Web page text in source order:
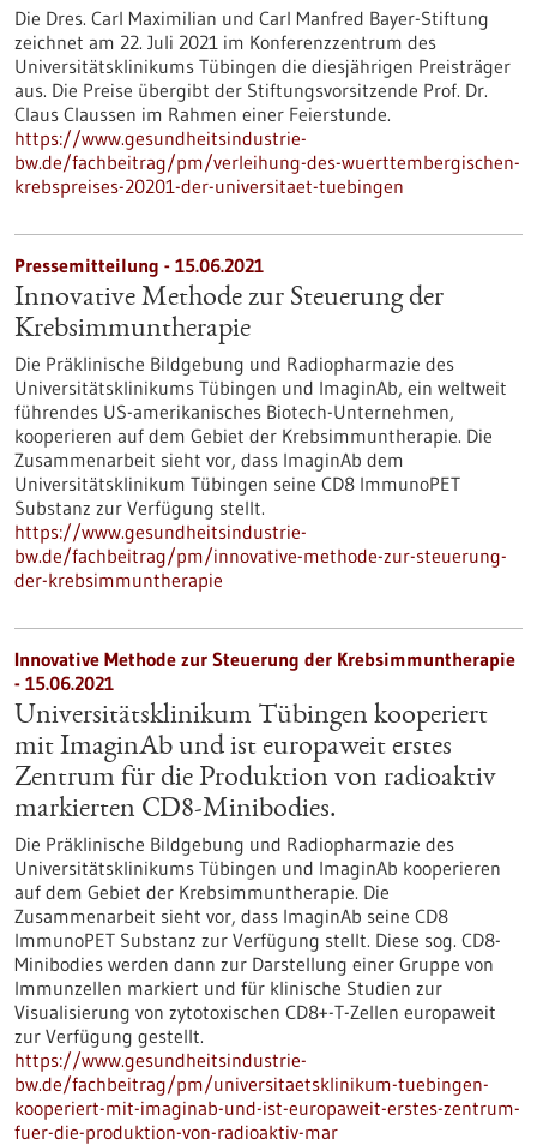
Die Dres. Carl Maximilian und Carl Manfred Bayer-Stiftung
zeichnet am 22. Juli 2021 im Konferenzzentrum des
Universitätsklinikums Tübingen die diesjährigen Preisträger
aus. Die Preise übergibt der Stiftungsvorsitzende Prof. Dr.
Claus Claussen im Rahmen einer Feierstunde.
https://www.gesundheitsindustrie-
bw.de/fachbeitrag/pm/verleihung-des-wuerttembergischen-
krebspreises-20201-der-universitaet-tuebingen
Pressemitteilung - 15.06.2021
Innovative Methode zur Steuerung der
Krebsimmuntherapie
Die Präklinische Bildgebung und Radiopharmazie des
Universitätsklinikums Tübingen und ImaginAb, ein weltweit
führendes US-amerikanisches Biotech-Unternehmen,
kooperieren auf dem Gebiet der Krebsimmuntherapie. Die
Zusammenarbeit sieht vor, dass ImaginAb dem
Universitätsklinikum Tübingen seine CD8 ImmunoPET
Substanz zur Verfügung stellt.
https://www.gesundheitsindustrie-
bw.de/fachbeitrag/pm/innovative-methode-zur-steuerung-
der-krebsimmuntherapie
Innovative Methode zur Steuerung der Krebsimmuntherapie
- 15.06.2021
Universitätsklinikum Tübingen kooperiert
mit ImaginAb und ist europaweit erstes
Zentrum für die Produktion von radioaktiv
markierten CD8-Minibodies.
Die Präklinische Bildgebung und Radiopharmazie des
Universitätsklinikums Tübingen und ImaginAb kooperieren
auf dem Gebiet der Krebsimmuntherapie. Die
Zusammenarbeit sieht vor, dass ImaginAb seine CD8
ImmunoPET Substanz zur Verfügung stellt. Diese sog. CD8-
Minibodies werden dann zur Darstellung einer Gruppe von
Immunzellen markiert und für klinische Studien zur
Visualisierung von zytotoxischen CD8+-T-Zellen europaweit
zur Verfügung gestellt.
https://www.gesundheitsindustrie-
bw.de/fachbeitrag/pm/universitaetsklinikum-tuebingen-
kooperiert-mit-imaginab-und-ist-europaweit-erstes-zentrum-
fuer-die-produktion-von-radioaktiv-mar